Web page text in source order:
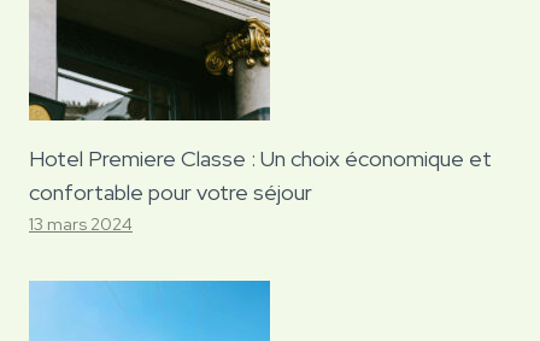
Hotel Premiere Classe : Un choix économique et
confortable pour votre séjour
13 mars 2024